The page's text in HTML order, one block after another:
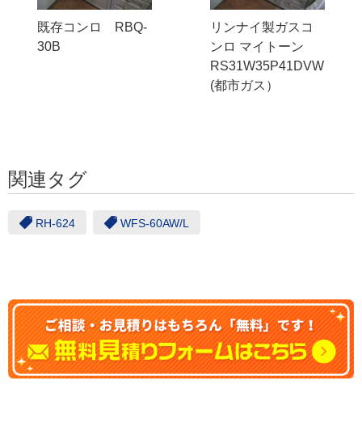
既存コンロ RBQ-
30B
リンナイ製ガスコ
ンロ マイトーン
RS31W35P41DVW
(都市ガス）
関連タグ
RH-624 WFS-60AW/L